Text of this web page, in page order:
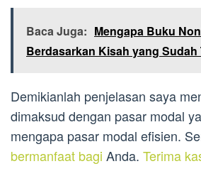
Baca Juga: Mengapa Buku
Berdasarkan Kisah yang Sudah
Demikianlah penjelasan saya
dimaksud dengan pasar modal
mengapa pasar modal efisien.
bermanfaat bagi Anda. Terima